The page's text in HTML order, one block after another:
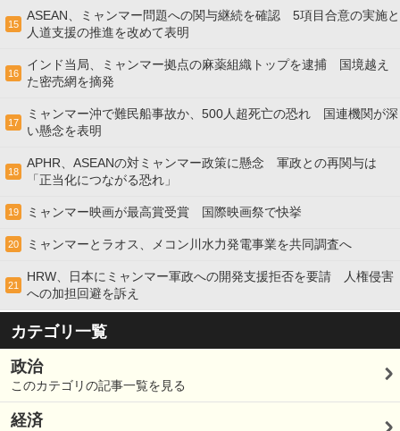
15
ASEAN、ミャンマー問題への関与継続を確認 5項目合意の実施と
人道支援の推進を改めて表明
16
インド当局、ミャンマー拠点の麻薬組織トップを逮捕 国境越え
た密売網を摘発
17
ミャンマー沖で難民船事故か、500人超死亡の恐れ 国連機関が深
い懸念を表明
18
APHR、ASEANの対ミャンマー政策に懸念 軍政との再関与は
「正当化につながる恐れ」
19 ミャンマー映画が最高賞受賞 国際映画祭で快挙
20 ミャンマーとラオス、メコン川水力発電事業を共同調査へ
21
HRW、日本にミャンマー軍政への開発支援拒否を要請 人権侵害
への加担回避を訴え
カテゴリ一覧
政治
このカテゴリの記事一覧を見る
経済